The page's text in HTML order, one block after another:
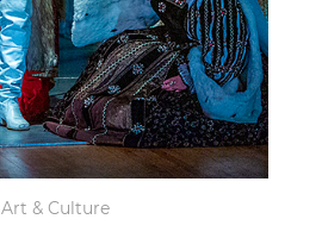
Art & Culture